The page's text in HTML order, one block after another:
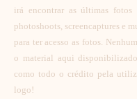
irá encontrar as últimas fotos
photoshoots, screencaptures e
para ter acesso as fotos.
o material aqui
como todo o crédito pela
logo!